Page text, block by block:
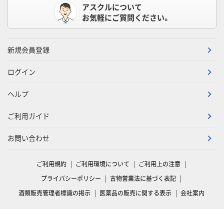
アスクルについて
お気軽にご質問ください。
新規会員登録
ログイン
ヘルプ
ご利用ガイド
お問い合わせ
ご利用規約 ご利用環境について
ご利用上の注意
プライバシーポリシー
古物営業法に基づく表記
酒類販売管理者標識の掲示
医薬品の販売に関する表示 会社案内